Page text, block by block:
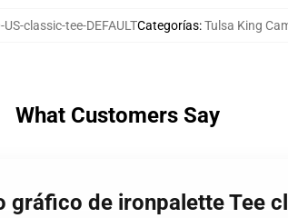
classic-tee-DEFAULTCategorías:Tulsa King
What Customers Say
gráfico de ironpalette Tee